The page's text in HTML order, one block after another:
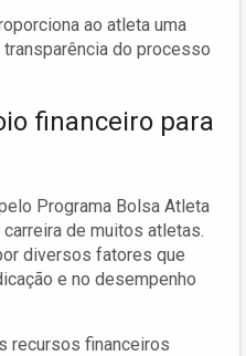
ao atleta uma
do processo
financeiro para
Programa Bolsa Atleta
de muitos atletas.
diversos fatores que
e no desempenho
recursos financeiros